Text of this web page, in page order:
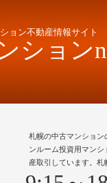
ョン不動産情報サイト
ション
札幌の中古マンショ
ンルーム投資用マン
産取引しています。